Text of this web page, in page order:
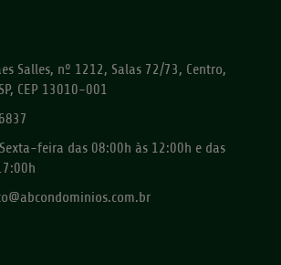
Salles, nº 1212, Salas 72/73, Centro,
CEP 13010-001
feira das 08:00h às 12:00h e das